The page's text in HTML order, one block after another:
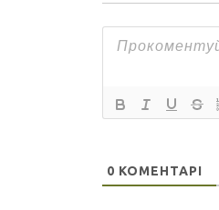
0 КОМЕНТАРІ